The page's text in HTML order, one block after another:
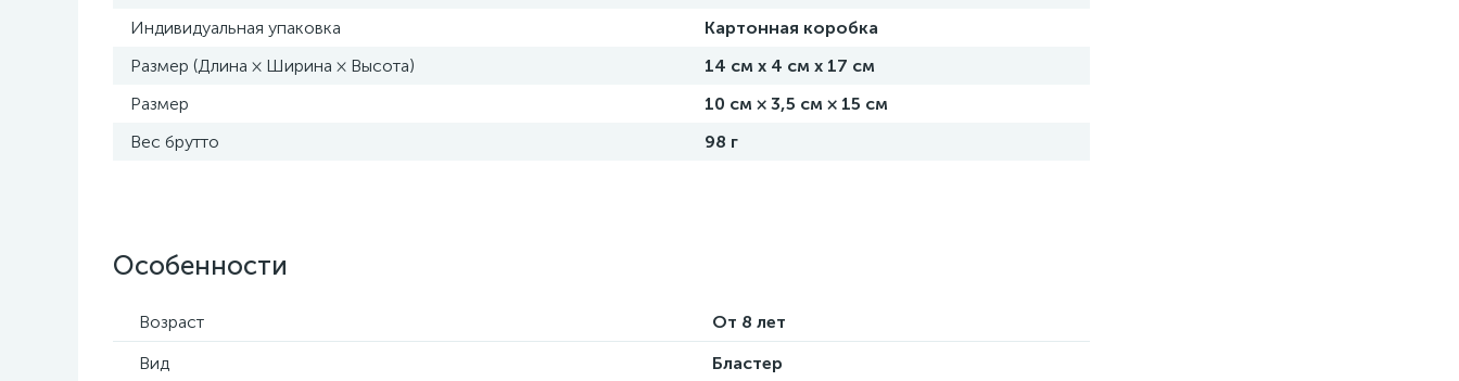
Индивидуальная упаковка
Картонная коробка
Размер (Длина × Ширина × Высота)
14 см х 4 см х 17 см
Размер
10 см × 3,5 см × 15 см
Вес брутто
98 г
Особенности
Возраст
От 8 лет
Вид
Бластер